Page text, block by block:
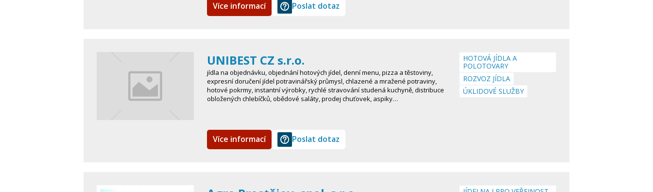
Více informací Poslat dotaz
UNIBEST CZ s.r.o.
jídla na objednávku, objednání hotových jídel, denní menu, pizza a těstoviny,
expresní doručení jídel potravinářský průmysl, chlazené a mražené potraviny,
hotové pokrmy, instantní výrobky, rychlé stravování studená kuchyně, distribuce
obložených chlebíčků, obědové saláty, prodej chuťovek, aspiky…
HOTOVÁ JÍDLA A
POLOTOVARY
ROZVOZ JÍDLA
ÚKLIDOVÉ SLUŽBY
Více informací Poslat dotaz